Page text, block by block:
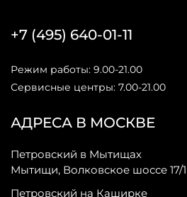
АДРЕСА В МОСКВЕ
Петровский в Мытищах
Мытищи, Волковское шоссе 17/1
Петровский на Каширке
+7 (495) 640-01-11
Режим работы: 9.00-21.00
Сервисные центры: 7.00-21.00